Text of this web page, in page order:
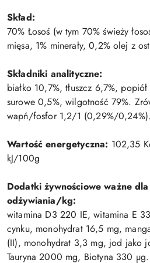
Skład:
70% Łosoś (w tym 70% świeży
mięsa, 1% minerały, 0,2% olej z
Składniki analityczne:
białko 10,7%, tłuszcz 6,7%,
surowe 0,5%, wilgotność 79%.
wapń/fosfor 1,2/1 (0,29%/0,24%).
Wartość energetyczna: 102,35
kJ/100g
Dodatki żywnościowe ważne
odżywiania/kg:
witamina D3 220 IE, witamina E
cynku, monohydrat 16,5 mg,
(II), monohydrat 3,3 mg, jod jako
Tauryna 2000 mg, Biotyna 330 µg.